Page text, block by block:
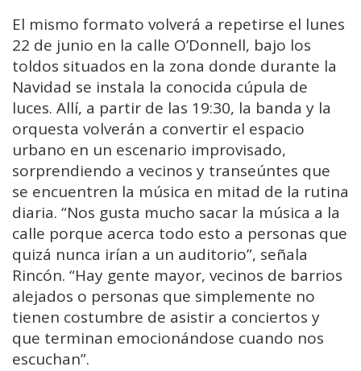
El mismo formato volverá a repetirse el lunes
22 de junio en la calle O’Donnell, bajo los
toldos situados en la zona donde durante la
Navidad se instala la conocida cúpula de
luces. Allí, a partir de las 19:30, la banda y la
orquesta volverán a convertir el espacio
urbano en un escenario improvisado,
sorprendiendo a vecinos y transeúntes que
se encuentren la música en mitad de la rutina
diaria. “Nos gusta mucho sacar la música a la
calle porque acerca todo esto a personas que
quizá nunca irían a un auditorio”, señala
Rincón. “Hay gente mayor, vecinos de barrios
alejados o personas que simplemente no
tienen costumbre de asistir a conciertos y
que terminan emocionándose cuando nos
escuchan”.